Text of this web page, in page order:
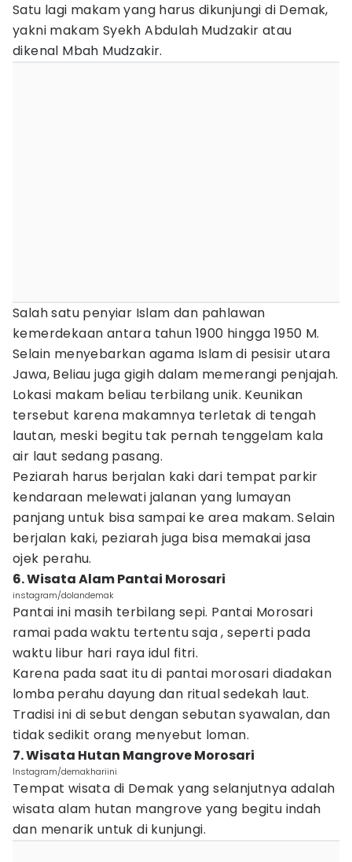
Satu lagi makam yang harus dikunjungi di Demak,
yakni makam Syekh Abdulah Mudzakir atau
dikenal Mbah Mudzakir.
Salah satu penyiar Islam dan pahlawan
kemerdekaan antara tahun 1900 hingga 1950 M.
Selain menyebarkan agama Islam di pesisir utara
Jawa, Beliau juga gigih dalam memerangi penjajah.
Lokasi makam beliau terbilang unik. Keunikan
tersebut karena makamnya terletak di tengah
lautan, meski begitu tak pernah tenggelam kala
air laut sedang pasang.
Peziarah harus berjalan kaki dari tempat parkir
kendaraan melewati jalanan yang lumayan
panjang untuk bisa sampai ke area makam. Selain
berjalan kaki, peziarah juga bisa memakai jasa
ojek perahu.
6. Wisata Alam Pantai Morosari
instagram/dolandemak
Pantai ini masih terbilang sepi. Pantai Morosari
ramai pada waktu tertentu saja , seperti pada
waktu libur hari raya idul fitri.
Karena pada saat itu di pantai morosari diadakan
lomba perahu dayung dan ritual sedekah laut.
Tradisi ini di sebut dengan sebutan syawalan, dan
tidak sedikit orang menyebut loman.
7. Wisata Hutan Mangrove Morosari
Instagram/demakhariini
Tempat wisata di Demak yang selanjutnya adalah
wisata alam hutan mangrove yang begitu indah
dan menarik untuk di kunjungi.